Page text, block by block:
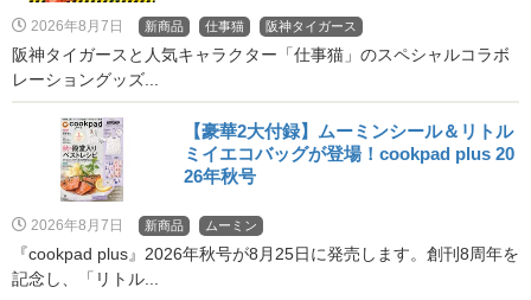
2026年8月7日 新商品 仕事猫 阪神タイガース
阪神タイガースと人気キャラクター「仕事猫」のスペシャルコラボ
レーショングッズ...
【豪華2大付録】ムーミンシール＆リトル
ミイエコバッグが登場！cookpad plus 20
26年秋号
2026年8月7日 新商品 ムーミン
『cookpad plus』2026年秋号が8月25日に発売します。創刊8周年を
記念し、「リトル...